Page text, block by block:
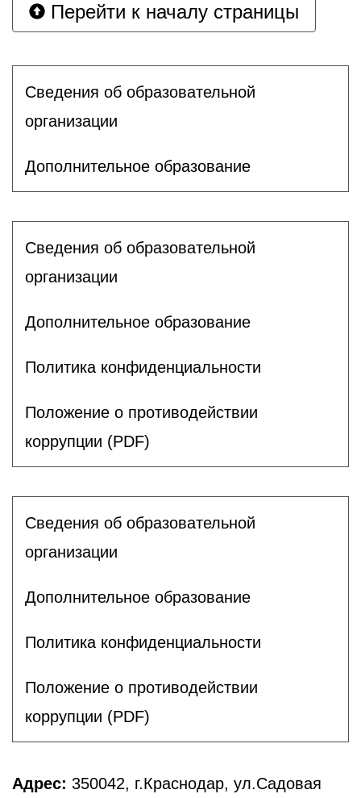
Перейти к началу страницы
Сведения об образовательной
организации
Дополнительное образование
Сведения об образовательной
организации
Дополнительное образование
Политика конфиденциальности
Положение о противодействии
коррупции (PDF)
Сведения об образовательной
организации
Дополнительное образование
Политика конфиденциальности
Положение о противодействии
коррупции (PDF)
Адрес: 350042, г.Краснодар, ул.Садовая